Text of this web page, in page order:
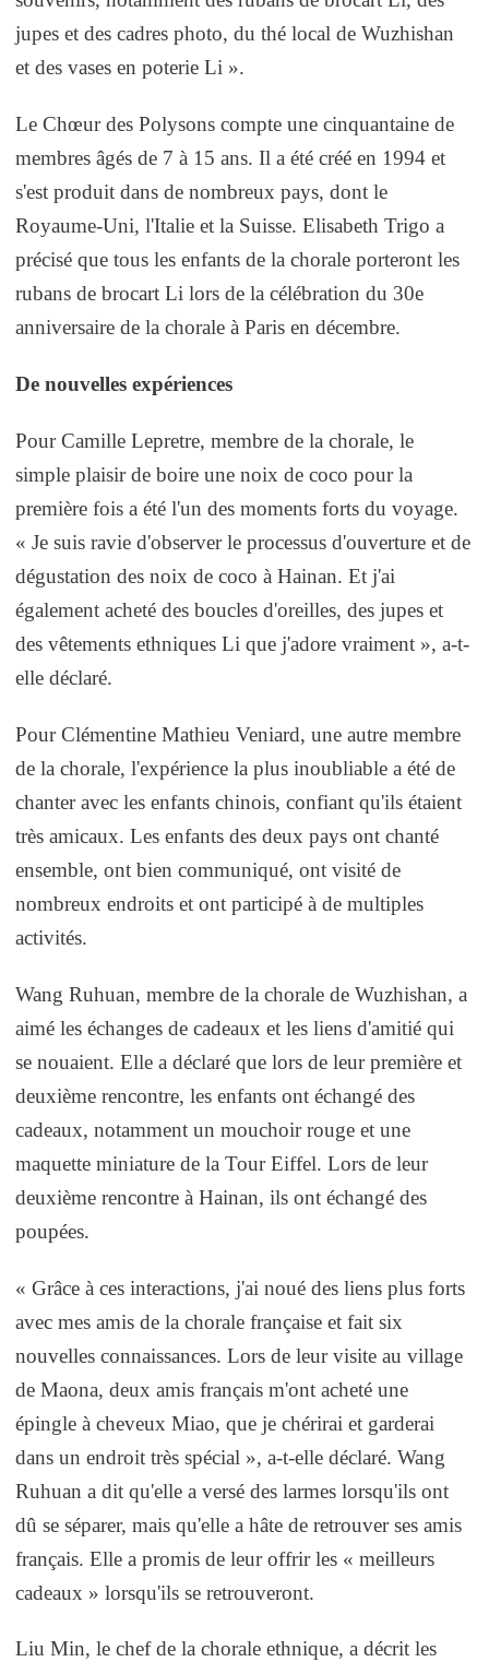
jupes et des cadres photo, du thé local de Wuzhishan
et des vases en poterie Li ».
Le Chœur des Polysons compte une cinquantaine de
membres âgés de 7 à 15 ans. Il a été créé en 1994 et
s'est produit dans de nombreux pays, dont le
Royaume-Uni, l'Italie et la Suisse. Elisabeth Trigo a
précisé que tous les enfants de la chorale porteront les
rubans de brocart Li lors de la célébration du 30e
anniversaire de la chorale à Paris en décembre.
De nouvelles expériences
Pour Camille Lepretre, membre de la chorale, le
simple plaisir de boire une noix de coco pour la
première fois a été l'un des moments forts du voyage.
« Je suis ravie d'observer le processus d'ouverture et de
dégustation des noix de coco à Hainan. Et j'ai
également acheté des boucles d'oreilles, des jupes et
des vêtements ethniques Li que j'adore vraiment », a-t-
elle déclaré.
Pour Clémentine Mathieu Veniard, une autre membre
de la chorale, l'expérience la plus inoubliable a été de
chanter avec les enfants chinois, confiant qu'ils étaient
très amicaux. Les enfants des deux pays ont chanté
ensemble, ont bien communiqué, ont visité de
nombreux endroits et ont participé à de multiples
activités.
Wang Ruhuan, membre de la chorale de Wuzhishan, a
aimé les échanges de cadeaux et les liens d'amitié qui
se nouaient. Elle a déclaré que lors de leur première et
deuxième rencontre, les enfants ont échangé des
cadeaux, notamment un mouchoir rouge et une
maquette miniature de la Tour Eiffel. Lors de leur
deuxième rencontre à Hainan, ils ont échangé des
poupées.
« Grâce à ces interactions, j'ai noué des liens plus forts
avec mes amis de la chorale française et fait six
nouvelles connaissances. Lors de leur visite au village
de Maona, deux amis français m'ont acheté une
épingle à cheveux Miao, que je chérirai et garderai
dans un endroit très spécial », a-t-elle déclaré. Wang
Ruhuan a dit qu'elle a versé des larmes lorsqu'ils ont
dû se séparer, mais qu'elle a hâte de retrouver ses amis
français. Elle a promis de leur offrir les « meilleurs
cadeaux » lorsqu'ils se retrouveront.
Liu Min, le chef de la chorale ethnique, a décrit les